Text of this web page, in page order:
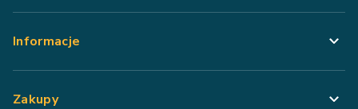
Informacje
Zakupy